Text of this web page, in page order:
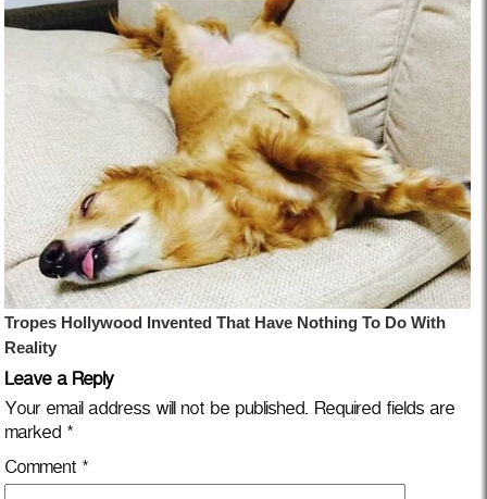
Leave a Reply
Your email address will not be published. Required fields are
marked *
Comment *